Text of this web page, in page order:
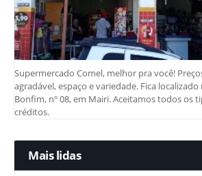
Supermercado Comel, melhor pra você!
agradável, espaço e variedade. Fica
Bonfim, nº 08, em Mairi. Aceitamos todos os
créditos.
Mais lidas